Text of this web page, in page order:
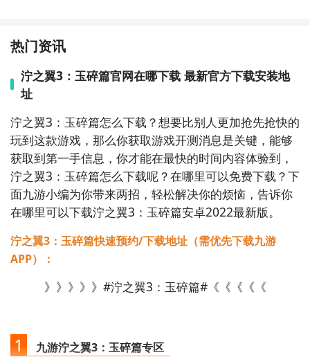
热门资讯
泞之翼3：玉碎篇官网在哪下载 最新官方下载安装地
址
泞之翼3：玉碎篇怎么下载？想要比别人更加抢先抢快的
玩到这款游戏，那么你获取游戏开测消息是关键，能够
获取到第一手信息，你才能在最快的时间内容体验到，
泞之翼3：玉碎篇怎么下载呢？在哪里可以免费下载？下
面九游小编为你带来两招，轻松解决你的烦恼，告诉你
在哪里可以下载泞之翼3：玉碎篇安卓2022最新版。
泞之翼3：玉碎篇快速预约/下载地址（需优先下载九游
APP）：
》》》》》#泞之翼3：玉碎篇#《《《《《
1 九游泞之翼3：玉碎篇专区